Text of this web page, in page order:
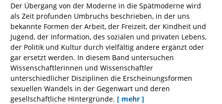
Der Übergang von der Moderne in die Spätmoderne wird
als Zeit profunden Umbruchs beschrieben, in der uns
bekannte Formen der Arbeit, der Freizeit, der Kindheit und
Jugend, der Information, des sozialen und privaten Lebens,
der Politik und Kultur durch vielfältig andere ergänzt oder
gar ersetzt werden. In diesem Band untersuchen
Wissenschaftlerinnen und Wissenschaftler
unterschiedlicher Disziplinen die Erscheinungsformen
sexuellen Wandels in der Gegenwart und deren
gesellschaftliche Hintergründe. [ mehr ]